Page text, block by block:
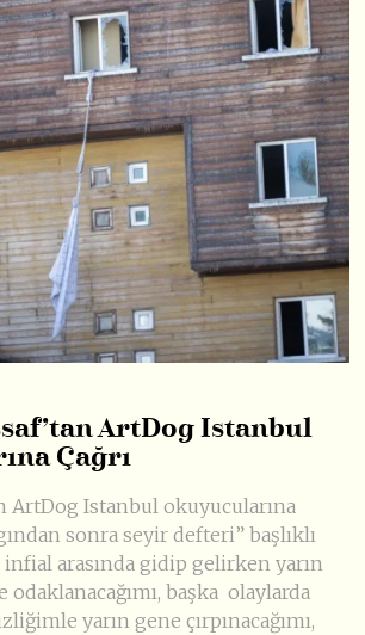
ArtDog Istanbul
Çağrı
ArtDog Istanbul okuyucularına
sonra seyir defteri” başlıklı
infial arasında gidip gelirken yarın
odaklanacağımı, başka olaylarda
yarın gene çırpınacağımı,